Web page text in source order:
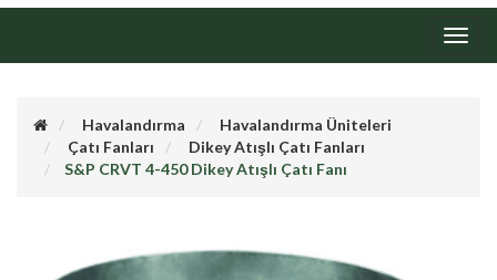
Havalandırma
Havalandırma Üniteleri
Çatı Fanları
Dikey Atışlı Çatı Fanları
S&P CRVT 4-450 Dikey Atışlı Çatı Fanı